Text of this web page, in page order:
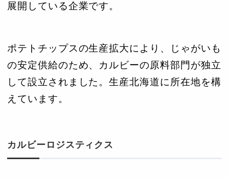
展開している企業です。
ポテトチップスの生産拡大により、じゃがいも
の安定供給のため、カルビーの原料部門が独立
して設立されました。生産北海道に所在地を構
えています。
カルビーロジスティクス